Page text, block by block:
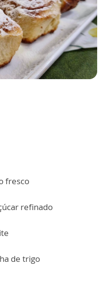
fresco
refinado
de trigo